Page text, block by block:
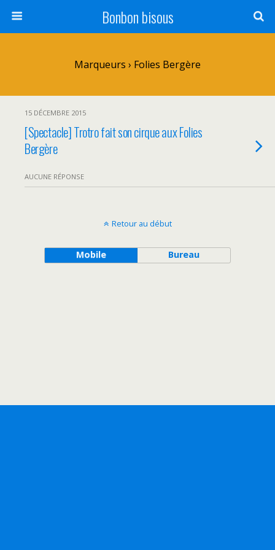
Bonbon bisous
Marqueurs › Folies Bergère
15 DÉCEMBRE 2015
[Spectacle] Trotro fait son cirque aux Folies
Bergère
AUCUNE RÉPONSE
Retour au début
Mobile Bureau